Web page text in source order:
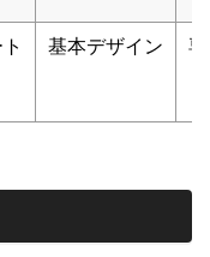
基本デザイン